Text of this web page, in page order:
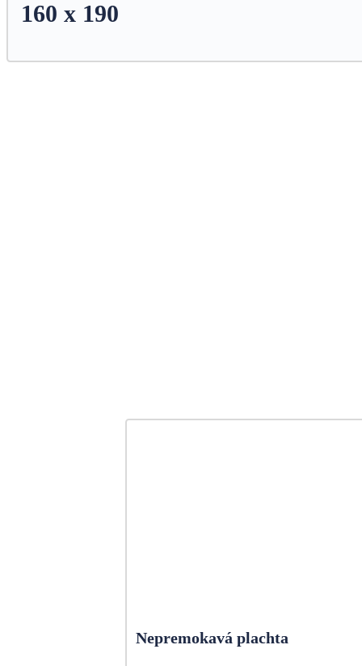
160 x 190
Nepremokavá plachta